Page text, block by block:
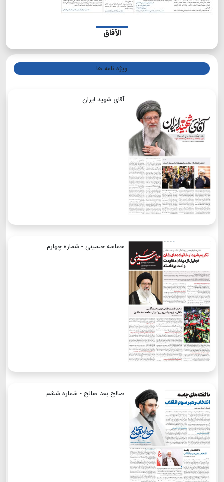
الآفاق
ویژه نامه ها
آقای شهید ایران
حماسه حسینی - شماره چهارم
صالح بعد صالح - شماره ششم